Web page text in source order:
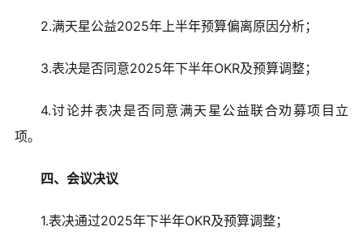
2.满天星公益2025年上半年预算偏离原因分析；
3.表决是否同意2025年下半年OKR及预算调整；
4.讨论并表决是否同意满天星公益联合劝募项目立
项。
四、会议决议
1.表决通过2025年下半年OKR及预算调整；